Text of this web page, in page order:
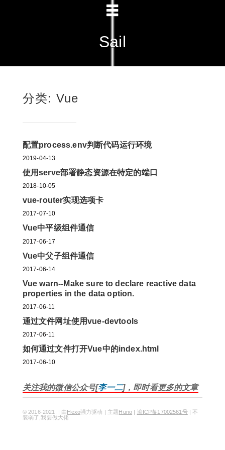
Sail
分类: Vue
配置process.env判断代码运行环境
2019-04-13
使用serve部署静态资源在特定的端口
2018-10-05
vue-router实现选项卡
2017-07-10
Vue中平级组件通信
2017-06-17
Vue中父子组件通信
2017-06-14
Vue warn--Make sure to declare reactive data
properties in the data option.
2017-06-11
通过文件网址使用vue-devtools
2017-06-11
如何通过文件打开Vue中的index.html
2017-06-10
关注我的微信公众号[李一二]，即时看更多的文章
© 2016-2021. | 由Hexo强力驱动 | 主题Huno | 渝ICP备17002561号| 不
装弱了,我要做大佬